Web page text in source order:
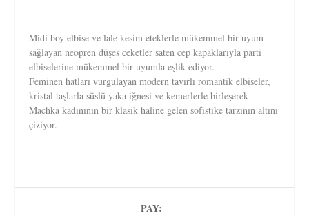
Midi boy elbise ve lale kesim eteklerle mükemmel bir uyum
sağlayan neopren düşes ceketler saten cep kapaklarıyla parti
elbiselerine mükemmel bir uyumla eşlik ediyor.
Feminen hatları vurgulayan modern tavırlı romantik elbiseler,
kristal taşlarla süslü yaka iğnesi ve kemerlerle birleşerek
Machka kadınının bir klasik haline gelen sofistike tarzının altını
çiziyor.
PAY: